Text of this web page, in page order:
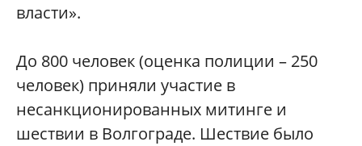
власти».
До 800 человек (оценка полиции – 250
человек) приняли участие в
несанкционированных митинге и
шествии в Волгограде. Шествие было